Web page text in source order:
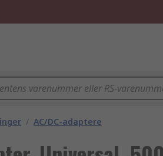
/ AC/DC-adaptere